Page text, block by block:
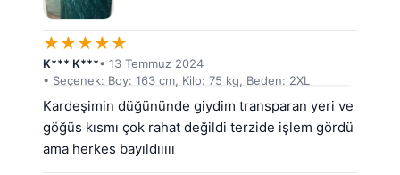
★★★★★
K*** K***• 13 Temmuz 2024
• Seçenek: Boy: 163 cm, Kilo: 75 kg, Beden: 2XL
Kardeşimin düğününde giydim transparan yeri ve
göğüs kısmı çok rahat değildi terzide işlem gördü
ama herkes bayıldııııı